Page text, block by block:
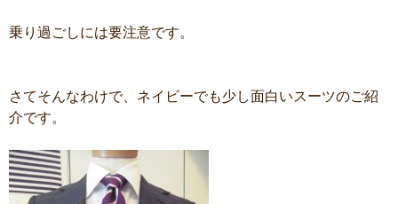
乗り過ごしには要注意です。
さてそんなわけで、ネイビーでも少し面白いスーツのご紹
介です。